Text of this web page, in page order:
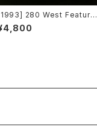
280 West Featurin
Diamond Temple – Lov
Masquerade [Kaleidi